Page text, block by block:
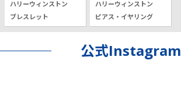
ハリーウィンストン
ブレスレット
ハリーウィンストン
ピアス・イヤリング
公式Instagram